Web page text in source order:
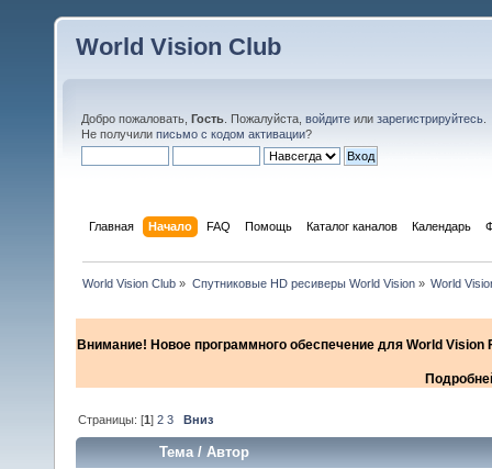
World Vision Club
Добро пожаловать, Гость . Пожалуйста, войдите или зарегистрируйтесь
Не получили письмо с кодом активации?
Главная Начало FAQ Помощь Каталог каналов Календарь
World Vision Club » Спутниковые HD ресиверы World Vision» World
Внимание! Новое программного обеспечение для World
Страницы: [1]2 3 Вниз
Тема /Автор